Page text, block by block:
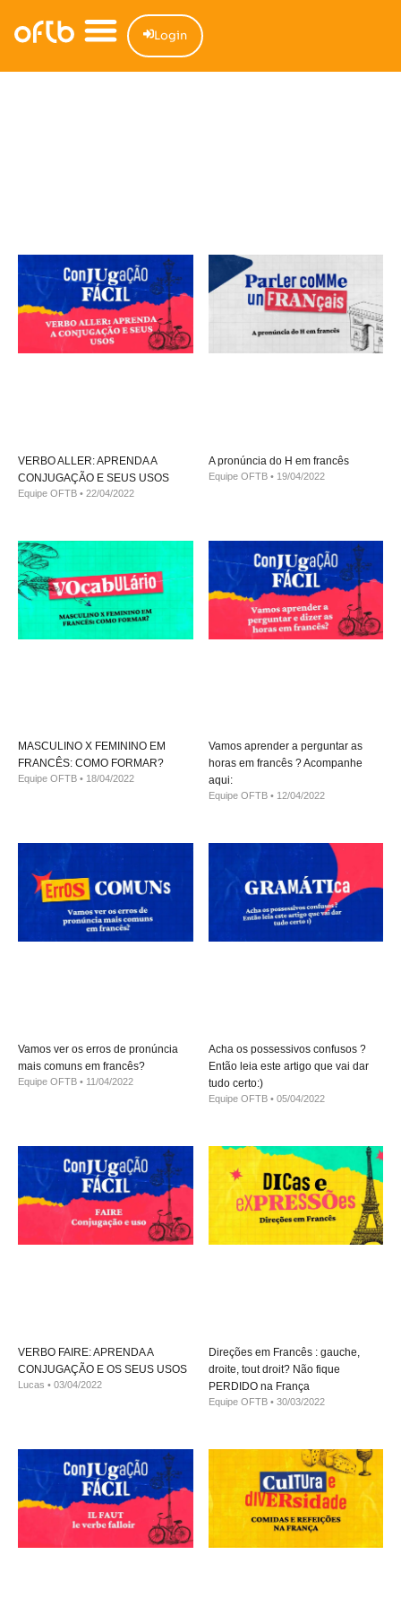
Login
VERBO ALLER: APRENDA A
CONJUGAÇÃO E SEUS USOS
Equipe OFTB 22/04/2022
A pronúncia do H em francês
Equipe OFTB 19/04/2022
MASCULINO X FEMININO EM
FRANCÊS: COMO FORMAR?
Equipe OFTB 18/04/2022
Vamos aprender a perguntar as
horas em francês ? Acompanhe
aqui:
Equipe OFTB 12/04/2022
Vamos ver os erros de pronúncia
mais comuns em francês?
Equipe OFTB 11/04/2022
Acha os possessivos confusos ?
Então leia este artigo que vai dar
tudo certo:)
Equipe OFTB 05/04/2022
VERBO FAIRE: APRENDA A
CONJUGAÇÃO E OS SEUS USOS
Lucas 03/04/2022
Direções em Francês : gauche,
droite, tout droit? Não fique
PERDIDO na França
Equipe OFTB 30/03/2022